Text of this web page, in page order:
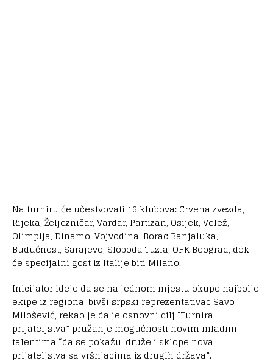
Na turniru će učestvovati 16 klubova: Crvena zvezda,
Rijeka, Željezničar, Vardar, Partizan, Osijek, Velež,
Olimpija, Dinamo, Vojvodina, Borac Banjaluka,
Budućnost, Sarajevo, Sloboda Tuzla, OFK Beograd, dok
će specijalni gost iz Italije biti Milano.
Inicijator ideje da se na jednom mjestu okupe najbolje
ekipe iz regiona, bivši srpski reprezentativac Savo
Milošević, rekao je da je osnovni cilj “Turnira
prijateljstva” pružanje mogućnosti novim mladim
talentima “da se pokažu, druže i sklope nova
prijateljstva sa vršnjacima iz drugih država”.